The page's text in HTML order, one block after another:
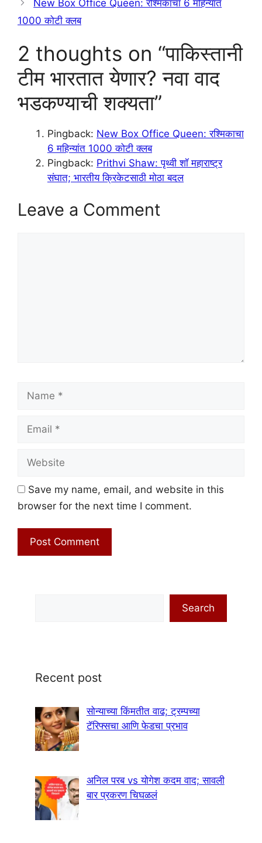
New Box Office Queen: रश्मिकाचा 6 महिन्यांत
1000 कोटी क्लब
2 thoughts on “पाकिस्तानी
टीम भारतात येणार? नवा वाद
भडकण्याची शक्यता”
Pingback: New Box Office Queen: रश्मिकाचा
6 महिन्यांत 1000 कोटी क्लब
Pingback: Prithvi Shaw: पृथ्वी शॉ महाराष्ट्र
संघात; भारतीय क्रिकेटसाठी मोठा बदल
Leave a Comment
Save my name, email, and website in this
browser for the next time I comment.
Search
Recent post
सोन्याच्या किंमतीत वाढ; ट्रम्पच्या
टॅरिफ्सचा आणि फेडचा प्रभाव
अनिल परब vs योगेश कदम वाद; सावली
बार प्रकरण चिघळलं